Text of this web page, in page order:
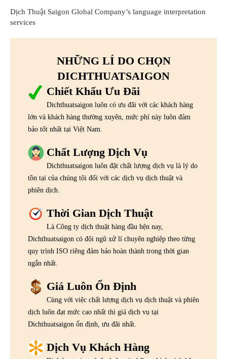
Dịch Thuật Saigon Global Company’s language interpretation
services
NHỮNG LÍ DO CHỌN
DICHTHUATSAIGON
Chiết Khấu Ưu Đãi
Dichthuatsaigon luôn có ưu đãi với các khách hàng
lớn và khách hàng thường xuyên, mức phí này luôn đảm
bảo tốt nhất tại Việt Nam.
Chất Lượng Dịch Vụ
Dichthuatsaigon luôn đặt chất lượng dịch vụ là lý do
tồn tại của chúng tôi đối với các dịch vụ dịch thuật và
phiên dịch.
Thời Gian Dịch Thuật
Là Công ty dịch thuật hàng đầu hện nay,
Dichthuatsaigon có đội ngũ xử lí chuyên nghiệp theo từng
quy trình ISO riêng đảm bảo hoàn thành trong thời gian
ngắn nhất.
Giá Luôn Ổn Định
Cùng với việc chất lượng dịch vụ dịch thuật và phiên
dịch luôn đạt mức cao nhất thì giá dịch vụ tại
Dichthuatsaigon ổn định, ưu đãi nhất.
Dịch Vụ Khách Hàng